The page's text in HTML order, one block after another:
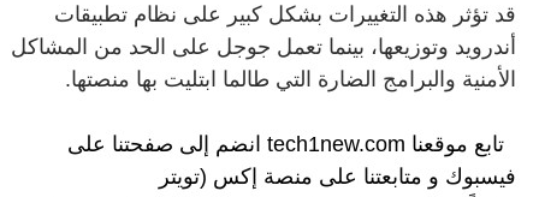
قد تؤثر هذه التغييرات بشكل كبير على نظام تطبيقات
أندرويد وتوزيعها، بينما تعمل جوجل على الحد من المشاكل
الأمنية والبرامج الضارة التي طالما ابتليت بها منصتها.
تابع موقعنا tech1new.comانضم إلى صفحتنا على
فيسبوك و متابعتنا على منصة إكس (تويتر